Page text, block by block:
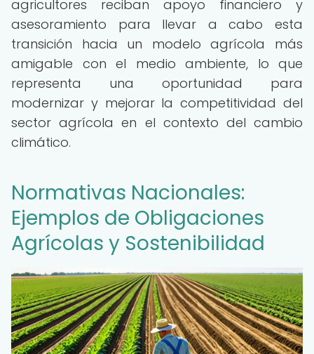
agricultores reciban apoyo financiero y
asesoramiento para llevar a cabo esta
transición hacia un modelo agrícola más
amigable con el medio ambiente, lo que
representa una oportunidad para
modernizar y mejorar la competitividad del
sector agrícola en el contexto del cambio
climático.
Normativas Nacionales:
Ejemplos de Obligaciones
Agrícolas y Sostenibilidad